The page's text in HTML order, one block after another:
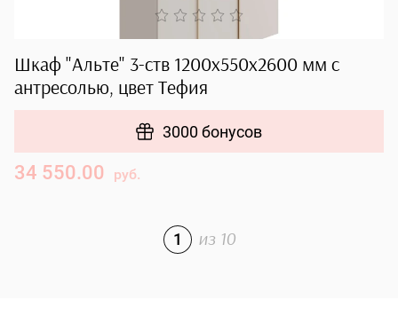
Шкаф "Альте" 3-ств 1200х550х2600 мм с
антресолью, цвет Тефия
3000 бонусов
34 550.00 руб.
1 из 10